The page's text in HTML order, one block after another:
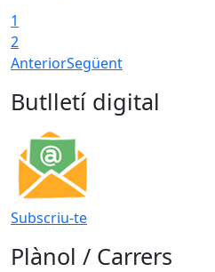
1
2
AnteriorSegüent
Butlletí digital
Subscriu-te
Plànol / Carrers